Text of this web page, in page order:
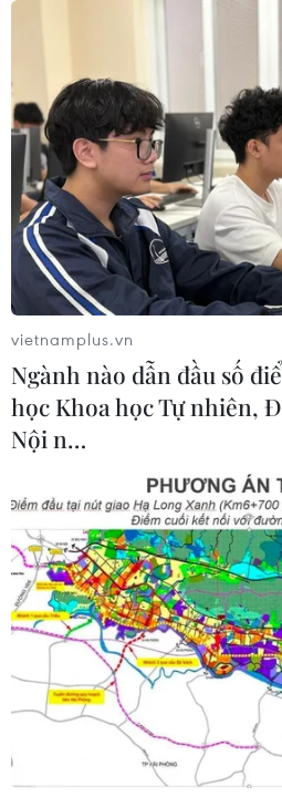
đối với quốc phòng, an ninh và
vietnamplus.vn
Ngành nào dẫn đầu số
học Khoa học Tự nhiên,
Nội n…